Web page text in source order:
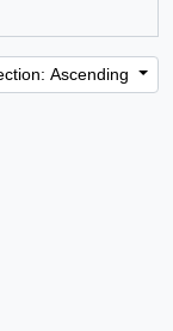
Ascending